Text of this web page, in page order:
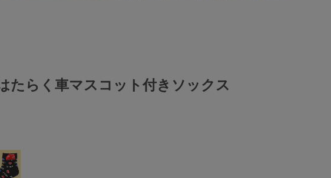
す
たらく車マスコット付きソックス